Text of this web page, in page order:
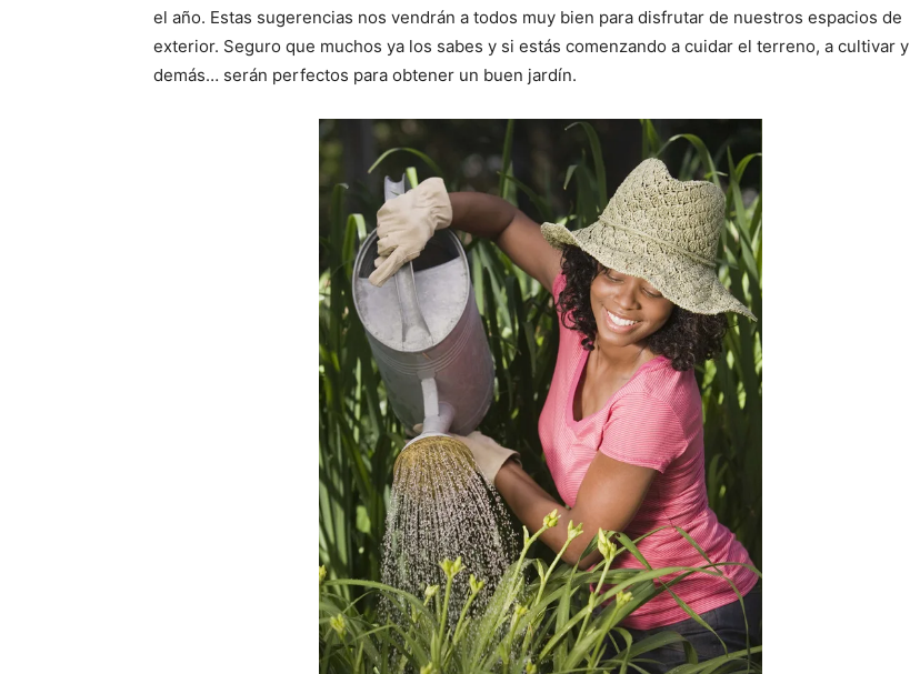
el año. Estas sugerencias nos vendrán a todos muy bien para disfrutar de nuestros espacios de
exterior. Seguro que muchos ya los sabes y si estás comenzando a cuidar el terreno, a cultivar y
demás… serán perfectos para obtener un buen jardín.